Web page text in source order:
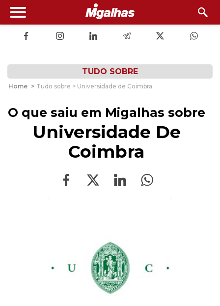
TUDO SOBRE
Home > Tudo sobre > Universidade de Coimbra
O que saiu em Migalhas sobre
Universidade De
Coimbra